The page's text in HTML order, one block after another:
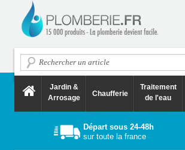
Jardin &
Arrosage
Chaufferie
Traitement
de l'eau
Départ sous 24-48h
sur toute la france